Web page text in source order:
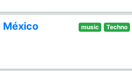
México music Techno